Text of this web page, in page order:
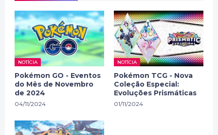
NOTÍCIA
Pokémon GO - Eventos
do Mês de Novembro
de 2024
04/11/2024
NOTÍCIA
Pokémon TCG - Nova
Coleção Especial:
Evoluções Prismáticas
01/11/2024